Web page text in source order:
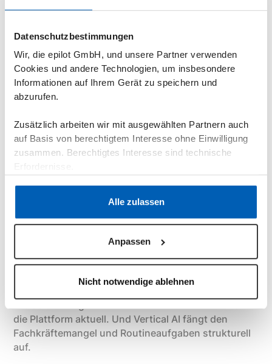
Datenschutzbestimmungen
Wir, die epilot GmbH, und unsere Partner verwenden
Cookies und andere Technologien, um insbesondere
Informationen auf Ihrem Gerät zu speichern und
abzurufen.
Zusätzlich arbeiten wir mit ausgewählten Partnern auch
auf Basis von berechtigtem Interesse ohne Einwilligung
zusammen. Berechtigtes Interesse sind technische
Alle zulassen
Anpassen
Nicht notwendige ablehnen
brauchen.
Was das für die Sicherheit bedeutet: DSGVO-
konform, kein Training mit Kundendaten, strikte
Mandantentrennung, alle Daten bleiben in
Deutschland. epilot ist ISO 27001 zertifiziert und
Betreiber kritischer Infrastruktur an euch gestellt
werden, sind strukturell erfüllt.
Fazit: Architektur ist eine
strategische Entscheidung
Die fünf Prinzipien hängen zusammen. Radikale
Vereinfachung schafft Kapazitäten. Offene
Architektur sichert Flexibilität. Datenhoheit
die Plattform aktuell. Und Vertical AI fängt den
Fachkräftemangel und Routineaufgaben strukturell
auf.